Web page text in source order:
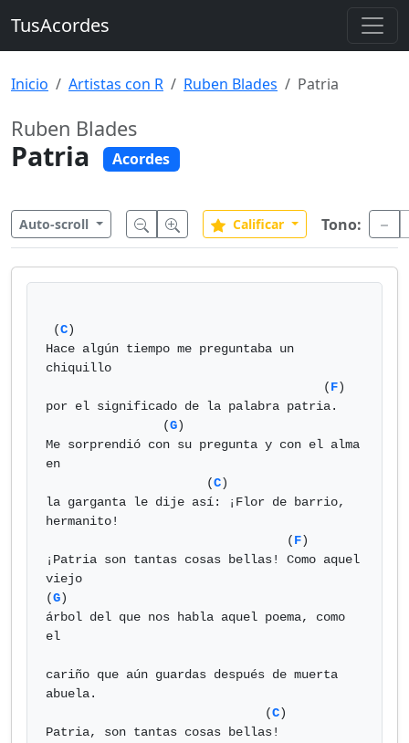
TusAcordes
Inicio Artistas con R Ruben Blades Patria
Ruben Blades
Patria Acordes
Auto-scroll Calificar Tono:
(C)
Hace algún tiempo me preguntaba un
chiquillo
                                      (
F)
por el significado de la palabra patria.
                (
G)
Me sorprendió con su pregunta y con el alma
en
                      (
C)
la garganta le dije así: ¡Flor de barrio,
hermanito!
                                 (
F)
¡Patria son tantas cosas bellas! Como aquel
viejo
(G)
árbol del que nos habla aquel poema, como
el
cariño que aún guardas después de muerta
abuela.
                              (
C)
Patria, son tantas cosas bellas!